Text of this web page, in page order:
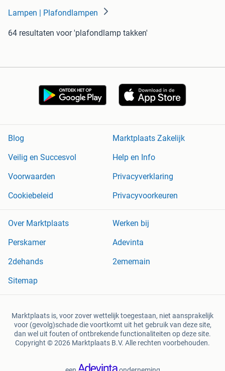
Lampen | Plafondlampen
64 resultaten voor 'plafondlamp takken'
Blog
Marktplaats Zakelijk
Veilig en Succesvol
Help en Info
Voorwaarden
Privacyverklaring
Cookiebeleid
Privacyvoorkeuren
Over Marktplaats
Werken bij
Perskamer
Adevinta
2dehands
2ememain
Sitemap
Marktplaats is, voor zover wettelijk toegestaan, niet aansprakelijk
voor (gevolg)schade die voortkomt uit het gebruik van deze site,
dan wel uit fouten of ontbrekende functionaliteiten op deze site.
Copyright © 2026 Marktplaats B.V. Alle rechten voorbehouden.